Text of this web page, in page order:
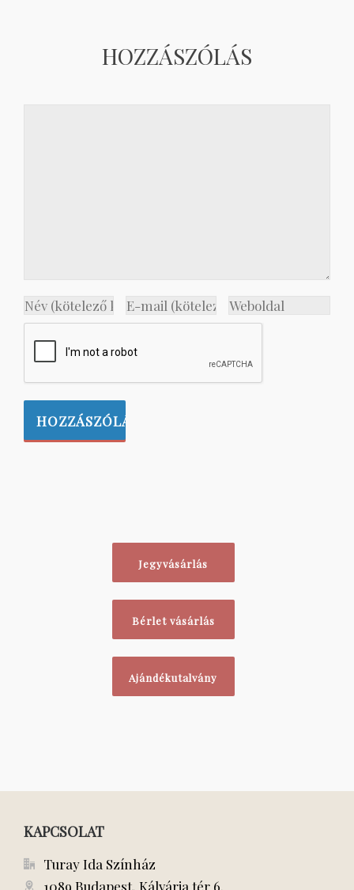
HOZZÁSZÓLÁS
Jegyvásárlás
Bérlet vásárlás
Ajándékutalvány
KAPCSOLAT
Turay Ida Színház
1089 Budapest, Kálvária tér 6.